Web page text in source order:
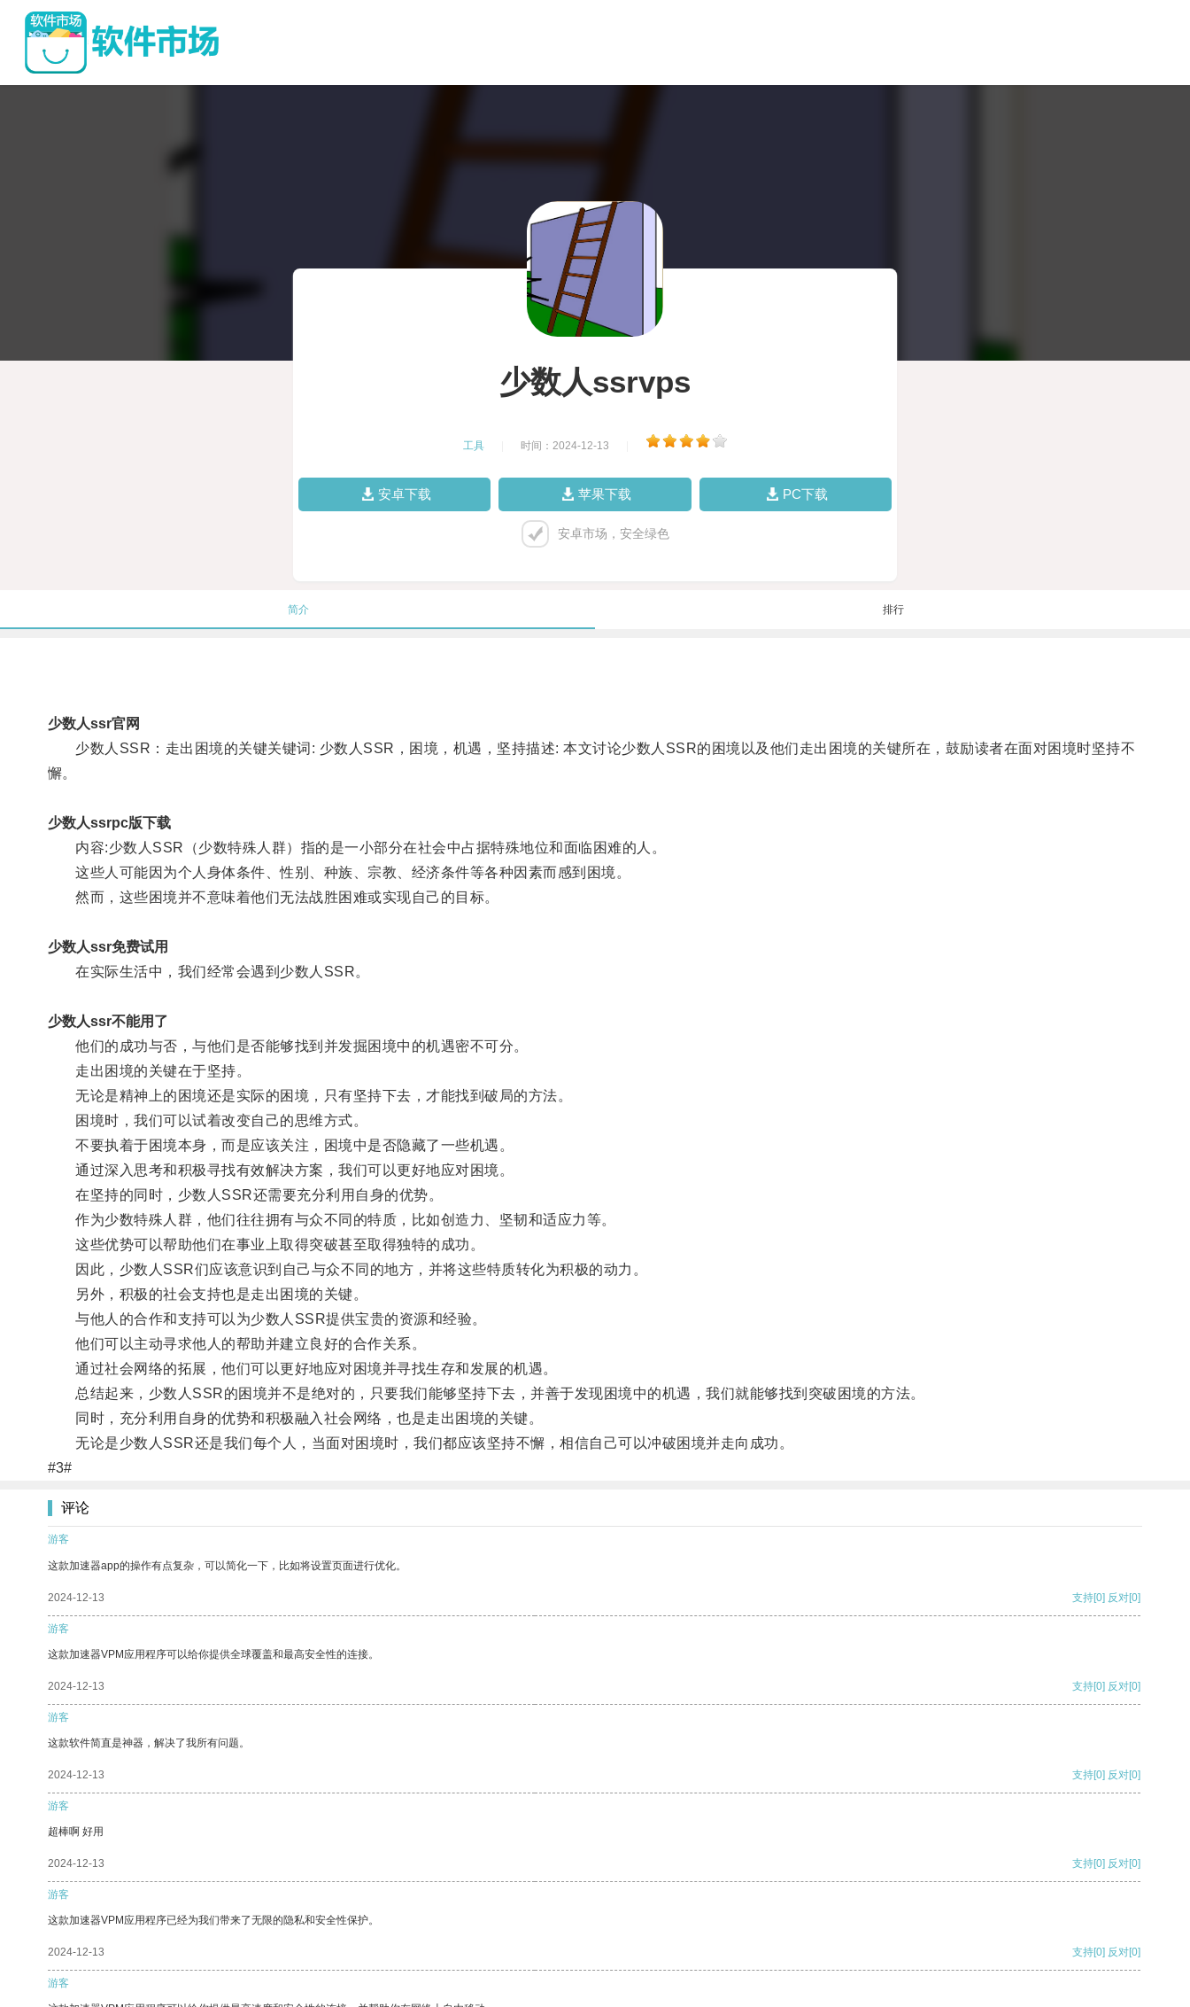
少数人ssrvps
工具 时间：2024-12-13
安卓下载 苹果下载 PC下载
安卓市场，安全绿色
简介 排行
少数人ssr官网
少数人SSR：走出困境的关键关键词: 少数人SSR，困境，机遇，坚持描述: 本文讨论少数人SSR的困境以及他们走出困境的关键所在，鼓励读者在面对困境时坚持不
懈。
少数人ssrpc版下载
内容:少数人SSR（少数特殊人群）指的是一小部分在社会中占据特殊地位和面临困难的人。
这些人可能因为个人身体条件、性别、种族、宗教、经济条件等各种因素而感到困境。
然而，这些困境并不意味着他们无法战胜困难或实现自己的目标。
少数人ssr免费试用
在实际生活中，我们经常会遇到少数人SSR。
少数人ssr不能用了
他们的成功与否，与他们是否能够找到并发掘困境中的机遇密不可分。
走出困境的关键在于坚持。
无论是精神上的困境还是实际的困境，只有坚持下去，才能找到破局的方法。
困境时，我们可以试着改变自己的思维方式。
不要执着于困境本身，而是应该关注，困境中是否隐藏了一些机遇。
通过深入思考和积极寻找有效解决方案，我们可以更好地应对困境。
在坚持的同时，少数人SSR还需要充分利用自身的优势。
作为少数特殊人群，他们往往拥有与众不同的特质，比如创造力、坚韧和适应力等。
这些优势可以帮助他们在事业上取得突破甚至取得独特的成功。
因此，少数人SSR们应该意识到自己与众不同的地方，并将这些特质转化为积极的动力。
另外，积极的社会支持也是走出困境的关键。
与他人的合作和支持可以为少数人SSR提供宝贵的资源和经验。
他们可以主动寻求他人的帮助并建立良好的合作关系。
通过社会网络的拓展，他们可以更好地应对困境并寻找生存和发展的机遇。
总结起来，少数人SSR的困境并不是绝对的，只要我们能够坚持下去，并善于发现困境中的机遇，我们就能够找到突破困境的方法。
同时，充分利用自身的优势和积极融入社会网络，也是走出困境的关键。
无论是少数人SSR还是我们每个人，当面对困境时，我们都应该坚持不懈，相信自己可以冲破困境并走向成功。
#3#
评论
游客
这款加速器app的操作有点复杂，可以简化一下，比如将设置页面进行优化。
2024-12-13 支持[0] 反对[0]
游客
这款加速器VPM应用程序可以给你提供全球覆盖和最高安全性的连接。
2024-12-13 支持[0] 反对[0]
游客
这款软件简直是神器，解决了我所有问题。
2024-12-13 支持[0] 反对[0]
游客
超棒啊 好用
2024-12-13 支持[0] 反对[0]
游客
这款加速器VPM应用程序已经为我们带来了无限的隐私和安全性保护。
2024-12-13 支持[0] 反对[0]
游客